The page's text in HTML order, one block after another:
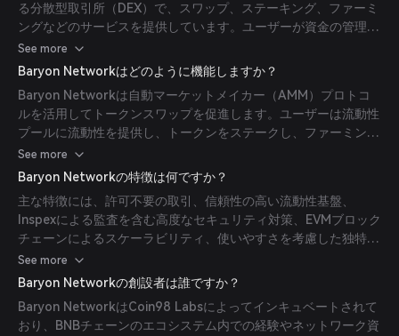
る分散型取引所（DEX）で、スワップ、ステーキング、ファーミ
ングなどのサービスを提供しています。ユーザーが資金の管理権
を手放すことなく取引できる信頼性の高いプラットフォームを目
指しています。
See more
Baryon Networkはどのように機能しますか？
Baryon Networkは自動マーケットメイカー（AMM）プロトコ
ルを活用してトークンスワップを促進します。ユーザーは流動性
プールに流動性を提供し、トークンをステークし、ファーミング
に参加して報酬を得ることができます。プラットフォームはBNB
チェーンやVictionのようなEVMブロックチェーンを利用し、低
ガス代で効率的な取引を実現しています。
See more
Baryon Networkの特徴は何ですか？
主な特徴には、許可不要の取引、信頼性の高い流動性基盤、
Inspexによる監査を含む高度なセキュリティ対策、EVMブロック
チェーンによるスケーラビリティ、使いやすさを考慮した独特の
ユーザーインターフェースがあります。
See more
Baryon Networkの創設者は誰ですか？
Baryon NetworkはCoin98 Labsによってインキュベートされて
おり、BNBチェーンのエコシステム内での経験やネットワーク資